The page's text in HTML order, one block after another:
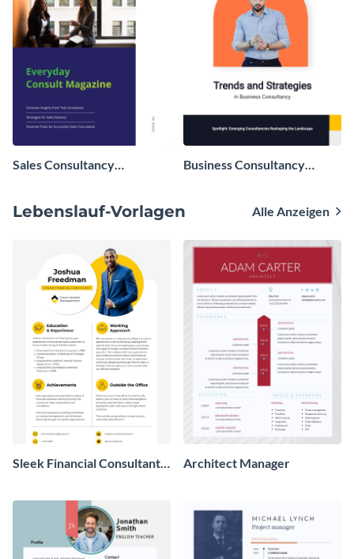
Sales Consultancy
Business Consultancy
Lebenslauf-Vorlagen Alle Anzeigen
Sleek Financial Consultant
Architect Manager